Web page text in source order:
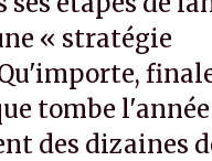
« stratégie
tombe
des dizaines